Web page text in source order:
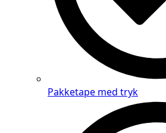
Pakketape med tryk